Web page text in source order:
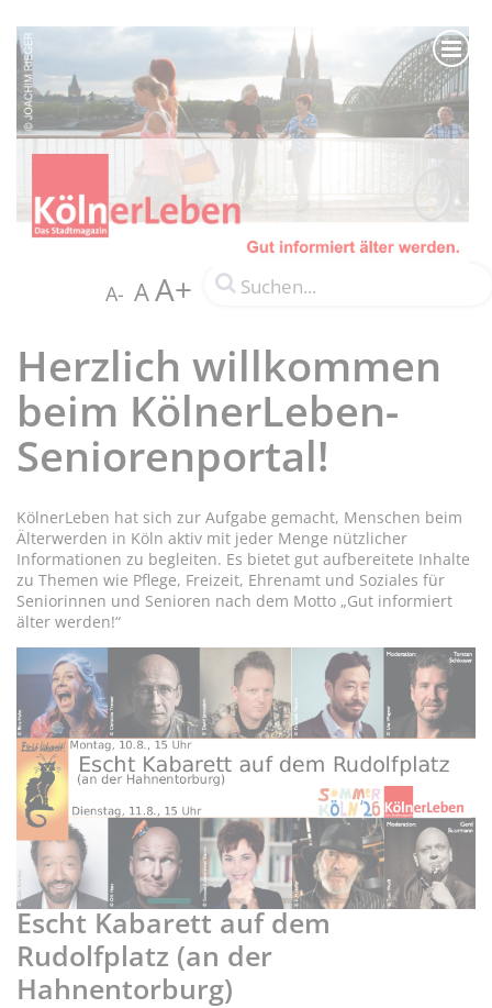
A- AA+
Herzlich willkommen
beim KölnerLeben-
Seniorenportal!
KölnerLeben hat sich zur Aufgabe gemacht, Menschen beim
Älterwerden in Köln aktiv mit jeder Menge nützlicher
Informationen zu begleiten. Es bietet gut aufbereitete Inhalte
zu Themen wie Pflege, Freizeit, Ehrenamt und Soziales für
Seniorinnen und Senioren nach dem Motto „Gut informiert
älter werden!“
Mo, 10. und Di, 11.8.26, 15 Uhr:
Escht Kabarett auf dem
Rudolfplatz (an der
Hahnentorburg)